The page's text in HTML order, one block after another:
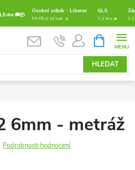
dne 🚚📦
Osobní odběr - Liberec GLS
PO-PÁ 8-16 hod. 🤝 1-2 dny 🔥 1-
HLEDAT
NÁKUPNÍ
KOŠÍK
6mm - metráž
Podrobnosti hodnocení